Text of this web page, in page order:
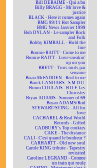
Bill DERAIME - Qui a bu
Billy BRAGG - Mr love &
justice
BLACK - Here it comes again
BMG 99/11 Hot Sampler
BMG News Janvier 1999
Bob DYLAN - Le sampler Rock
and Folk
Bobby KIMBALL - Hold the
line
Bonnie RAITT - Come to me
Bonnie RAITT - Love sneakin'
up on you
BRETT - Trois nuits par
semaine
Brian McFADDEN - Real to me
Brock LANDARS - S.M.D.U.
Bruno COULAIS - B.O.F. Les
Choristes
Bryan ADAMS - Summer of 69
Bryan ADAMS/Rod
STEWART/STING - All for
love
CACHAREL & Real World
Records - Gifted
CADBURY's Top cookies
CAKE - The distance
CALI - C'est quand le bonheur ?
CARHARTT - Old new soul
Carole KING tribute - Tapestry
revisited
Caroline LEGRAND - Comme
un train qui roule